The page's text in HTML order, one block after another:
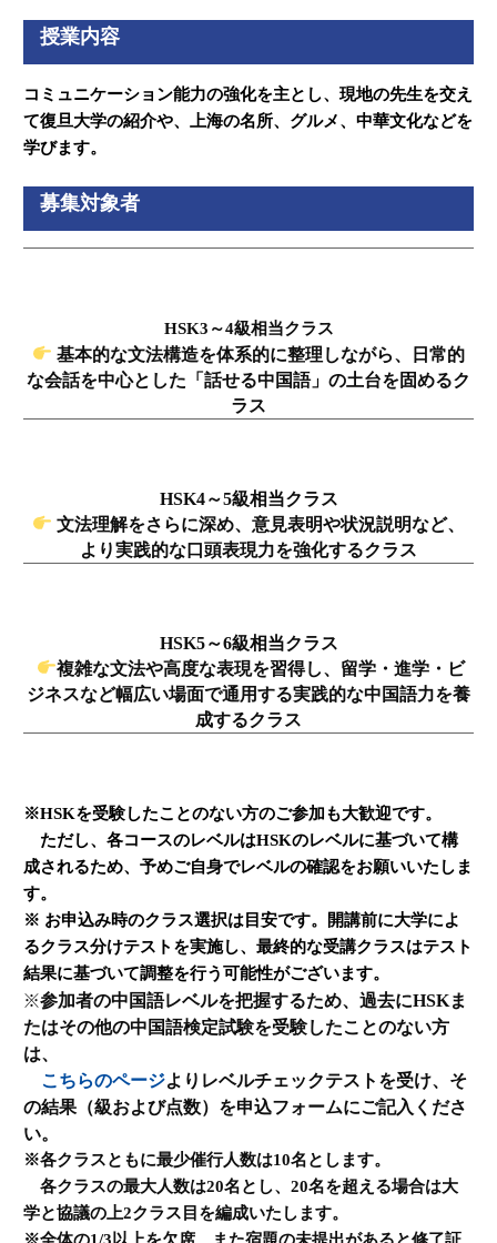
授業内容
コミュニケーション能力の強化を主とし、現地の先生を交え
て復旦大学の紹介や、上海の名所、グルメ、中華文化などを
学びます。
募集対象者
HSK3～4級相当クラス
基本的な文法構造を体系的に整理しながら、
日常的
な会話を中心とした「話せる中国語」の土台を固めるク
ラス
HSK4～5級相当クラス
文法理解をさらに深め、意見表明や状況説明など、
より実践的な口頭表現力を強化するクラス
HSK5～6級相当クラス
複雑な文法や高度な表現を習得し、留学・進学・ビ
ジネスなど幅広い場面で通用する実践的な中国語力を養
成するクラス
※HSKを受験したことのない方のご参加も大歓迎です。
ただし、各コースのレベルはHSKのレベルに基づいて構
成されるため、予めご自身でレベルの確認をお願いいたしま
す。
※ お申込み時のクラス選択は目安です。開講前に大学によ
るクラス分けテストを実施し、最終的な受講クラスはテスト
結果に基づいて調整を行う可能性がございます。
※参加者の中国語レベルを把握するため、過去にHSKま
たはその他の中国語検定試験を受験したことのない方
は、
こちらのページよりレベルチェックテストを受け、そ
の結果（級および点数）を申込フォームにご記入くださ
い。
※各クラスともに最少催行人数は10名とします。
各クラスの最大人数は20名とし、20名を超える場合は大
学と協議の上2クラス目を編成いたします。
※全体の1/3以上を欠席、また宿題の未提出があると修了証